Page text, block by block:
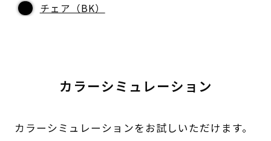
チェア（BK）
カラーシミュレーション
カラーシミュレーションをお試しいただけます。